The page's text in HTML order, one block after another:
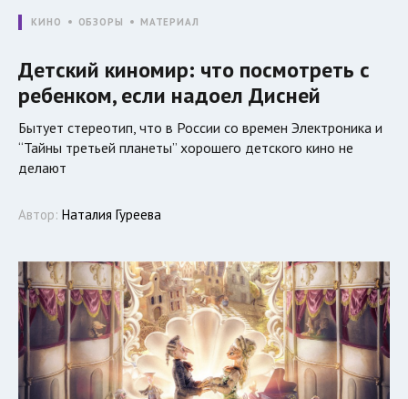
КИНО ОБЗОРЫ МАТЕРИАЛ
Детский киномир: что посмотреть с
ребенком, если надоел Дисней
Бытует стереотип, что в России со времен Электроника и
“Тайны третьей планеты” хорошего детского кино не
делают
Автор: Наталия Гуреева